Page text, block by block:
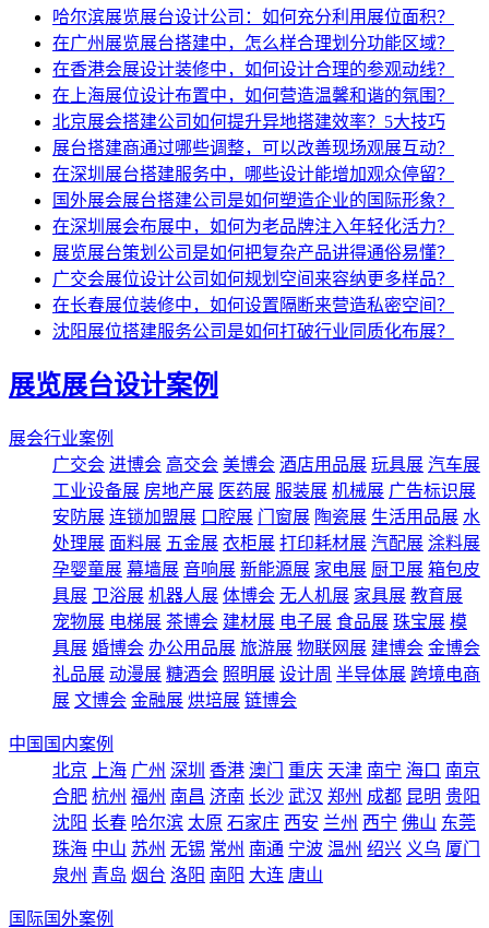
哈尔滨展览展台设计公司：如何充分利用展位面积？
在广州展览展台搭建中，怎么样合理划分功能区域？
在香港会展设计装修中，如何设计合理的参观动线？
在上海展位设计布置中，如何营造温馨和谐的氛围？
北京展会搭建公司如何提升异地搭建效率？5大技巧
展台搭建商通过哪些调整，可以改善现场观展互动？
在深圳展台搭建服务中，哪些设计能增加观众停留？
国外展会展台搭建公司是如何塑造企业的国际形象？
在深圳展会布展中，如何为老品牌注入年轻化活力？
展览展台策划公司是如何把复杂产品讲得通俗易懂？
广交会展位设计公司如何规划空间来容纳更多样品？
在长春展位装修中，如何设置隔断来营造私密空间？
沈阳展位搭建服务公司是如何打破行业同质化布展？
展览展台设计案例
展会行业案例
广交会 进博会 高交会 美博会 酒店用品展 玩具展 汽车展
工业设备展 房地产展 医药展 服装展 机械展 广告标识展
安防展 连锁加盟展 口腔展 门窗展 陶瓷展 生活用品展 水
处理展 面料展 五金展 衣柜展 打印耗材展 汽配展 涂料展
孕婴童展 幕墙展 音响展 新能源展 家电展 厨卫展 箱包皮
具展 卫浴展 机器人展 体博会 无人机展 家具展 教育展
宠物展 电梯展 茶博会 建材展 电子展 食品展 珠宝展 模
具展 婚博会 办公用品展 旅游展 物联网展 建博会 金博会
礼品展 动漫展 糖酒会 照明展 设计周 半导体展 跨境电商
展 文博会 金融展 烘培展 链博会
中国国内案例
北京
上海 广州 深圳 香港 澳门 重庆 天津 南宁 海口 南京
合肥 杭州 福州 南昌 济南 长沙 武汉 郑州 成都 昆明 贵阳
沈阳 长春 哈尔滨 太原 石家庄 西安 兰州 西宁 佛山 东莞
珠海 中山 苏州 无锡 常州 南通 宁波 温州 绍兴 义乌 厦门
泉州 青岛 烟台 洛阳 南阳 大连 唐山
国际国外案例